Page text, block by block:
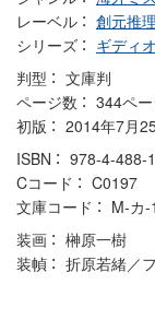
レーベル
創元推理
シリーズ
ギディ
判型
文庫判
ページ数
344ペ
初版
2014年7月
ISBN
978-4-488-
Cコード
C0197
文庫コード
M-カ-
装画
榊原一樹
装幀
折原若緒／